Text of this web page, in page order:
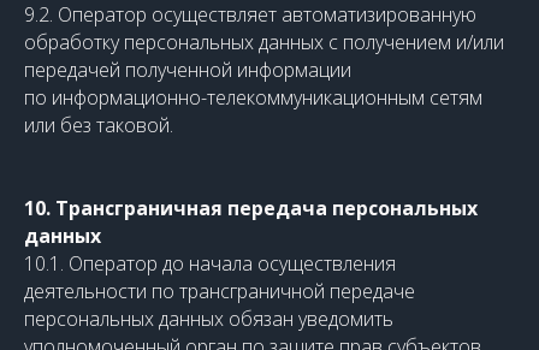
9.2. Оператор осуществляет автоматизированную
обработку персональных данных с получением и/или
передачей полученной информации
по информационно-телекоммуникационным сетям
или без таковой.
10. Трансграничная передача персональных
данных
10.1. Оператор до начала осуществления
деятельности по трансграничной передаче
персональных данных обязан уведомить